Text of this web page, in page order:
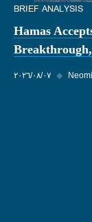
BRIEF ANALYSIS
Hamas
٠٧‏/٠٨‏/٢٠٢٦ ◆